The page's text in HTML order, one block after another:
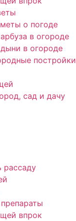
о погоде
в огороде
в огороде
постройки
сад и дачу
рассаду
впрок